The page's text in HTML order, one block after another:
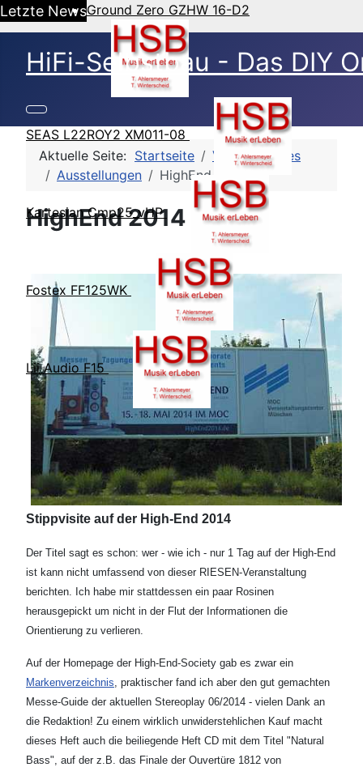
Letzte NewsGround Zero GZHW 16-D2
SEAS L22ROY2 XM011-08
Kartesian Cmp25_vHP
Fostex FF125WK
Lii Audio F15
HiFi-Selbstbau - Das DIY
Aktuelle Seite: Startseite
Verschiedenes
Ausstellungen
HighEnd 2014
HighEnd 2014
Stippvisite auf der High-End 2014
Der Titel sagt es schon: wer - wie ich - nur 1 Tag auf der High-End
ist kann nicht umfassend von dieser RIESEN-Veranstaltung
berichten. Ich habe mir stattdessen ein paar Rosinen
herausgepickt um nicht in der Flut der Informationen die
Orientierung zu verlieren.
Auf der Homepage der High-End-Society gab es zwar ein
Markenverzeichnis , praktischer fand ich aber den gut gemachten
Messe-Guide der aktuellen Stereoplay 06/2014 - vielen Dank an
die Redaktion! Zu einem wirklich unwiderstehlichen Kauf macht
dieses Heft auch die beiliegende Heft CD mit dem Titel "Natural
Bass", auf der z.B. das Finale der Ouvertüre 1812 von